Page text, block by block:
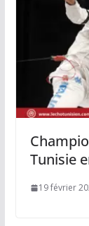
Tunisie
19 février